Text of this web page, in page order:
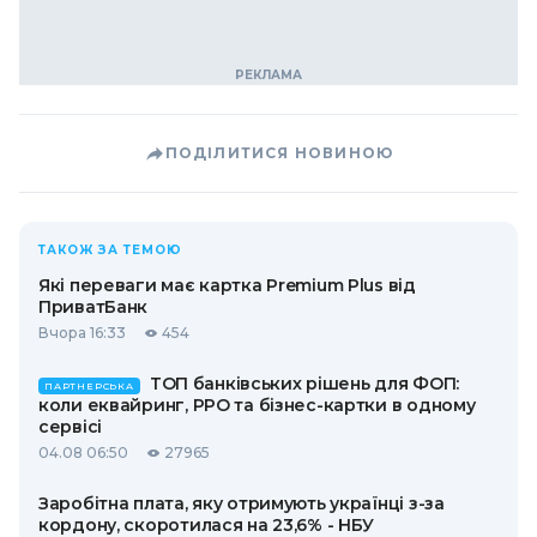
ПОДІЛИТИСЯ НОВИНОЮ
ТАКОЖ ЗА ТЕМОЮ
Які переваги має картка Premium Plus від
ПриватБанк
Вчора 16:33 454
ПАРТНЕРСЬКА
ТОП банківських рішень для ФОП:
коли еквайринг, РРО та бізнес-картки в одному
сервісі
04.08 06:50 27965
Заробітна плата, яку отримують українці з-за
кордону, скоротилася на 23,6% - НБУ